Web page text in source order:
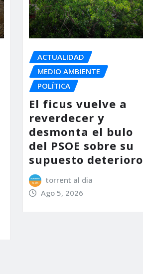
ACTUALIDAD
MEDIO AMBIENTE
POLÍTICA
El ficus vuelve a
reverdecer y
desmonta el bulo
del PSOE sobre su
supuesto deterioro
torrent al dia
Ago 5, 2026